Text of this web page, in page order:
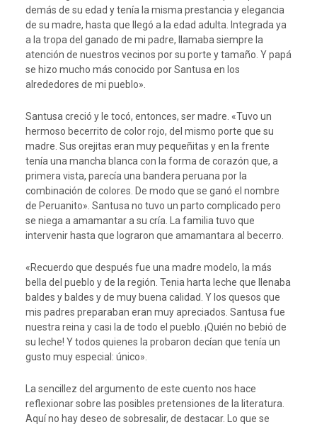
demás de su edad y tenía la misma prestancia y elegancia
de su madre, hasta que llegó a la edad adulta. Integrada ya
a la tropa del ganado de mi padre, llamaba siempre la
atención de nuestros vecinos por su porte y tamaño. Y papá
se hizo mucho más conocido por Santusa en los
alrededores de mi pueblo».
Santusa creció y le tocó, entonces, ser madre. «Tuvo un
hermoso becerrito de color rojo, del mismo porte que su
madre. Sus orejitas eran muy pequeñitas y en la frente
tenía una mancha blanca con la forma de corazón que, a
primera vista, parecía una bandera peruana por la
combinación de colores. De modo que se ganó el nombre
de Peruanito». Santusa no tuvo un parto complicado pero
se niega a amamantar a su cría. La familia tuvo que
intervenir hasta que lograron que amamantara al becerro.
«Recuerdo que después fue una madre modelo, la más
bella del pueblo y de la región. Tenia harta leche que llenaba
baldes y baldes y de muy buena calidad. Y los quesos que
mis padres preparaban eran muy apreciados. Santusa fue
nuestra reina y casi la de todo el pueblo. ¡Quién no bebió de
su leche! Y todos quienes la probaron decían que tenía un
gusto muy especial: único».
La sencillez del argumento de este cuento nos hace
reflexionar sobre las posibles pretensiones de la literatura.
Aquí no hay deseo de sobresalir, de destacar. Lo que se